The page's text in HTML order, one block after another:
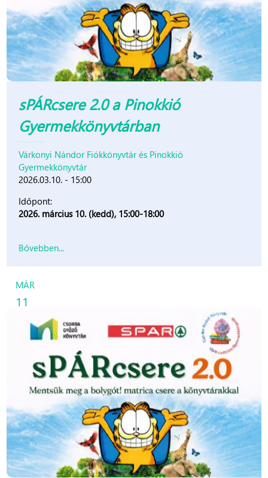
sPÁRcsere 2.0 a Pinokkió
Gyermekkönyvtárban
Várkonyi Nándor Fiókkönyvtár és Pinokkió
Gyermekkönyvtár
2026.03.10. - 15:00
Időpont:
2026. március 10. (kedd), 15:00-18:00
Bővebben...
MÁR
11